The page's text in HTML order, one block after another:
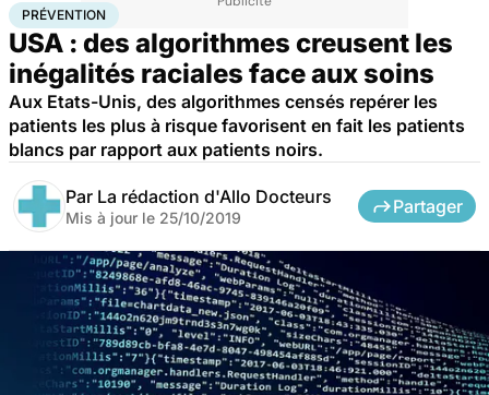
AccueilSantéMaladies Prévention
PRÉVENTION
USA : des algorithmes creusent les
inégalités raciales face aux soins
Aux Etats-Unis, des algorithmes censés repérer les
patients les plus à risque favorisent en fait les patients
blancs par rapport aux patients noirs.
Par La rédaction d'Allo Docteurs
Mis à jour le 25/10/2019
Partager